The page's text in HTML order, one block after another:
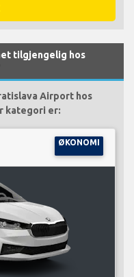
tilgjengelig hos
Airport hos
kategori er:
ØKONOMI